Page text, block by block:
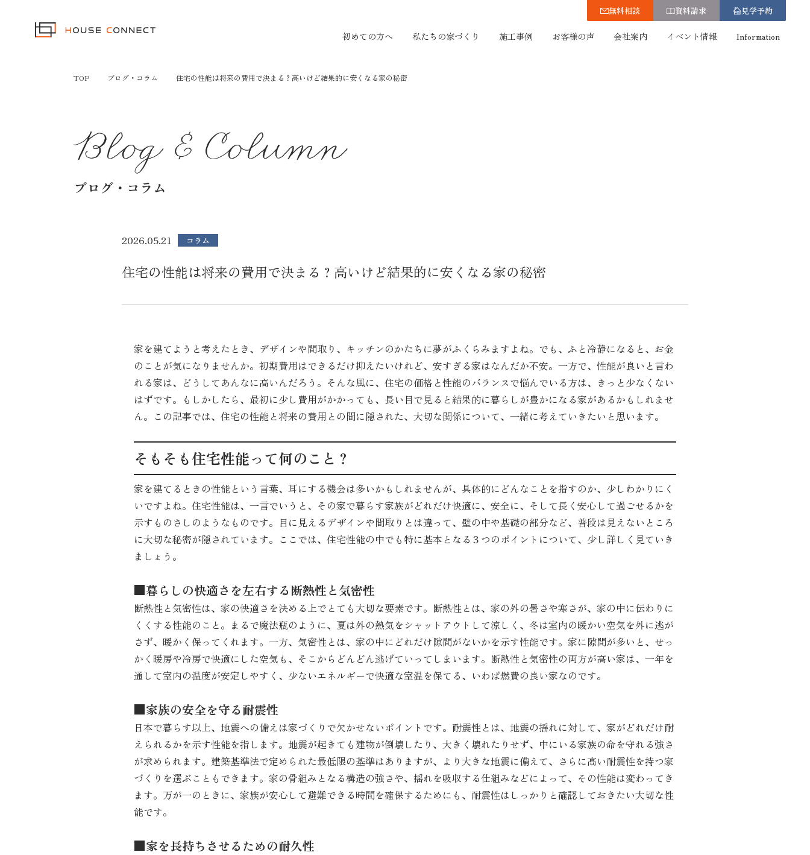
無料相談 資料請求 見学予約
初めての方へ 私たちの家づくり 施工事例 お客様の声 会社案内 イベント情報 Information
TOP ブログ・コラム 住宅の性能は将来の費用で決まる？高いけど結果的に安くなる家の秘密
ブログ・コラム
2026.05.21 コラム
住宅の性能は将来の費用で決まる？高いけど結果的に安くなる家の秘密
家を建てようと考えたとき、デザインや間取り、キッチンのかたちに夢がふくらみますよね。でも、ふと冷静になると、お金
のことが気になりませんか。初期費用はできるだけ抑えたいけれど、安すぎる家はなんだか不安。一方で、性能が良いと言わ
れる家は、どうしてあんなに高いんだろう。そんな風に、住宅の価格と性能のバランスで悩んでいる方は、きっと少なくない
はずです。もしかしたら、最初に少し費用がかかっても、長い目で見ると結果的に暮らしが豊かになる家があるかもしれませ
ん。この記事では、住宅の性能と将来の費用との間に隠された、大切な関係について、一緒に考えていきたいと思います。
そもそも住宅性能って何のこと？
家を建てるときの性能という言葉、耳にする機会は多いかもしれませんが、具体的にどんなことを指すのか、少しわかりにく
いですよね。住宅性能は、一言でいうと、その家で暮らす家族がどれだけ快適に、安全に、そして長く安心して過ごせるかを
示すものさしのようなものです。目に見えるデザインや間取りとは違って、壁の中や基礎の部分など、普段は見えないところ
に大切な秘密が隠されています。ここでは、住宅性能の中でも特に基本となる３つのポイントについて、少し詳しく見ていき
ましょう。
■暮らしの快適さを左右する断熱性と気密性
断熱性と気密性は、家の快適さを決める上でとても大切な要素です。断熱性とは、家の外の暑さや寒さが、家の中に伝わりに
くくする性能のこと。まるで魔法瓶のように、夏は外の熱気をシャットアウトして涼しく、冬は室内の暖かい空気を外に逃が
さず、暖かく保ってくれます。一方、気密性とは、家の中にどれだけ隙間がないかを示す性能です。家に隙間が多いと、せっ
かく暖房や冷房で快適にした空気も、そこからどんどん逃げていってしまいます。断熱性と気密性の両方が高い家は、一年を
通して室内の温度が安定しやすく、少ないエネルギーで快適な室温を保てる、いわば燃費の良い家なのです。
■家族の安全を守る耐震性
日本で暮らす以上、地震への備えは家づくりで欠かせないポイントです。耐震性とは、地震の揺れに対して、家がどれだけ耐
えられるかを示す性能を指します。地震が起きても建物が倒壊したり、大きく壊れたりせず、中にいる家族の命を守れる強さ
が求められます。建築基準法で定められた最低限の基準はありますが、より大きな地震に備えて、さらに高い耐震性を持つ家
づくりを選ぶこともできます。家の骨組みとなる構造の強さや、揺れを吸収する仕組みなどによって、その性能は変わってき
ます。万が一のときに、家族が安心して避難できる時間を確保するためにも、耐震性はしっかりと確認しておきたい大切な性
能です。
■家を長持ちさせるための耐久性